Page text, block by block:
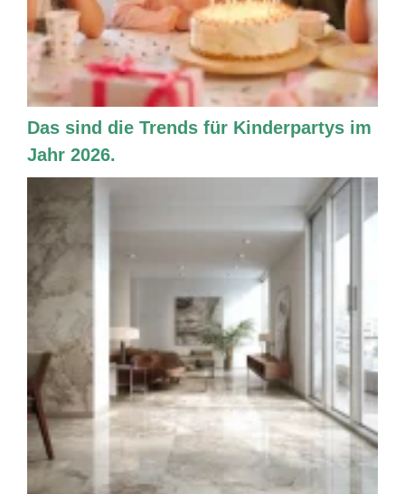
Das sind die Trends für Kinderpartys im
Jahr 2026.